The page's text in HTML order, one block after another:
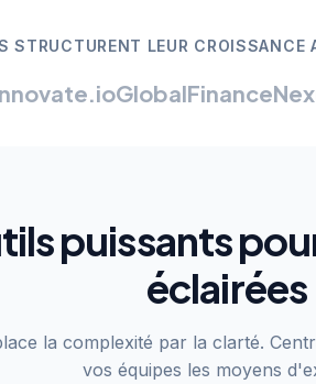
STRUCTURENT LEUR CROISSANCE
GlobalFinance
puissants
éclairées
la complexité par la clarté.
vos équipes les moyens